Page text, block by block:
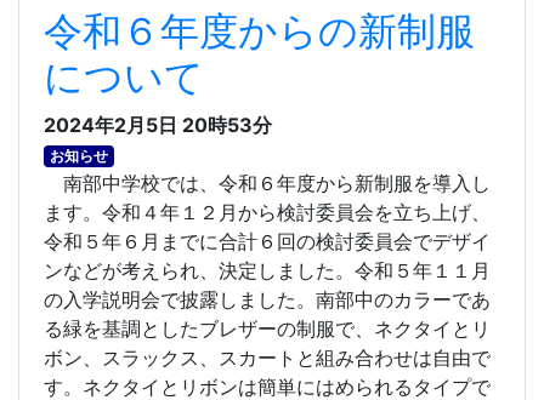
令和６年度からの新制服
について
2024年2月5日 20時53分
お知らせ
南部中学校では、令和６年度から新制服を導入し
ます。令和４年１２月から検討委員会を立ち上げ、
令和５年６月までに合計６回の検討委員会でデザイ
ンなどが考えられ、決定しました。令和５年１１月
の入学説明会で披露しました。南部中のカラーであ
る緑を基調としたブレザーの制服で、ネクタイとリ
ボン、スラックス、スカートと組み合わせは自由で
す。ネクタイとリボンは簡単にはめられるタイプで